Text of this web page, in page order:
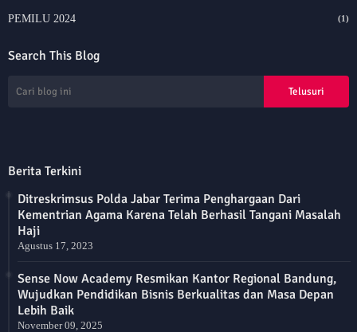
PEMILU 2024 (1)
Search This Blog
Berita Terkini
Ditreskrimsus Polda Jabar Terima Penghargaan Dari
Kementrian Agama Karena Telah Berhasil Tangani Masalah
Haji
Agustus 17, 2023
Sense Now Academy Resmikan Kantor Regional Bandung,
Wujudkan Pendidikan Bisnis Berkualitas dan Masa Depan
Lebih Baik
November 09, 2025